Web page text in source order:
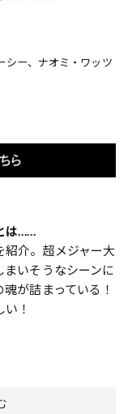
シー、ナオミ・ワッツ
は……
紹介。超メジャー大
いそうなシーンに
が詰まっている！
！